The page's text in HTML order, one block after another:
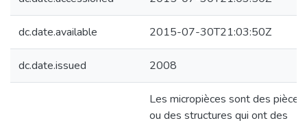
dc.date.available 2015-07-30T21:03:50Z
dc.date.issued 2008
Les micropièces sont des pièces
ou des structures qui ont des